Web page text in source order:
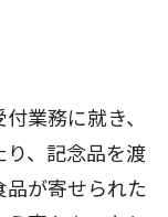
業務に就き、
、記念品を渡
品が寄せられた